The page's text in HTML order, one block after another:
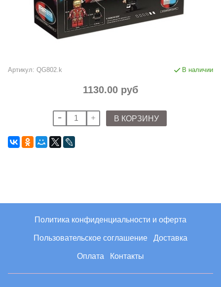
Артикул: QG802.k В наличии
1130.00 руб
В КОРЗИНУ
Политика конфиденциальности и оферта
Пользовательское соглашение Доставка
Оплата Контакты